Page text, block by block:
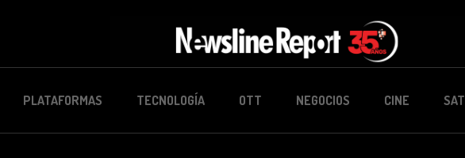
PLATAFORMAS TECNOLOGÍA OTT NEGOCIOS CINE